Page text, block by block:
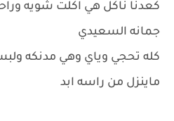
كعدنا ناكل هي اكلت شويه
جمانه السعيدي
كله تحجي وياي وهي مدنكه
ماينزل من راسه ابد